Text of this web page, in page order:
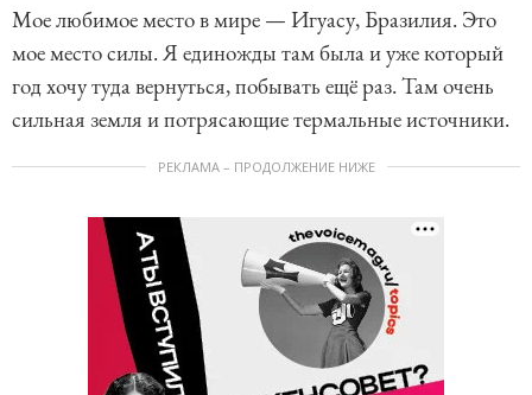
Мое любимое место в мире — Игуасу, Бразилия. Это
мое место силы. Я единожды там была и уже который
год хочу туда вернуться, побывать ещё раз. Там очень
сильная земля и потрясающие термальные источники.
РЕКЛАМА – ПРОДОЛЖЕНИЕ НИЖЕ